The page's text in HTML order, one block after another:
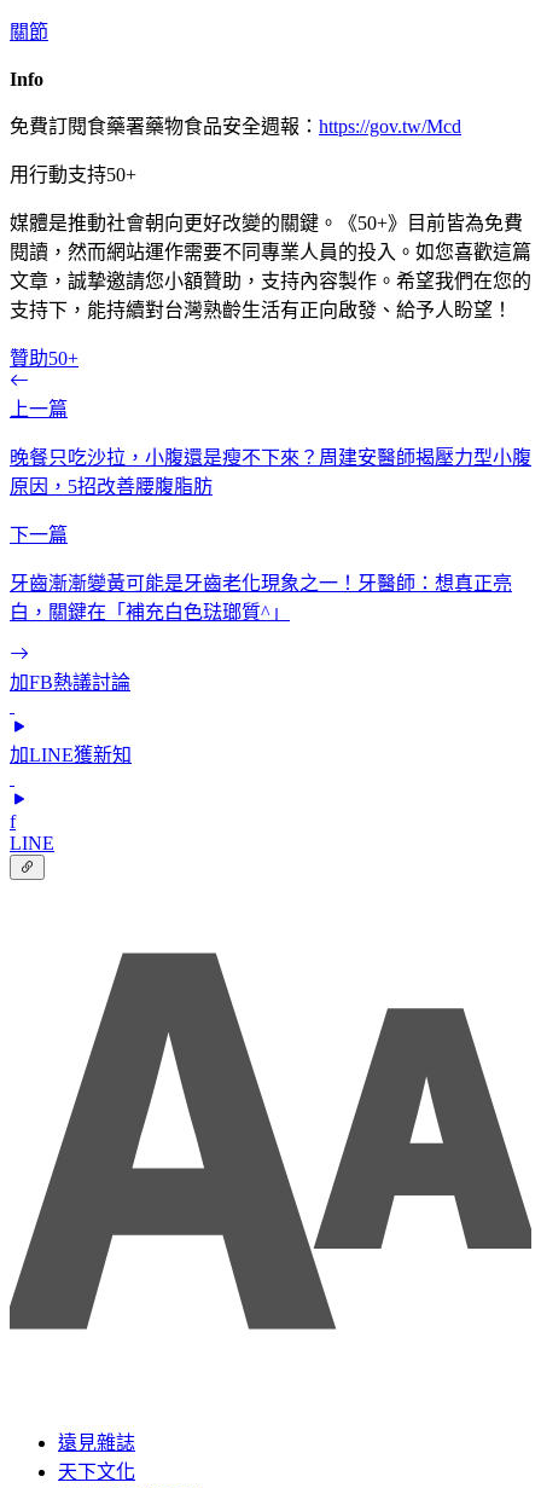
關節
Info
免費訂閱食藥署藥物食品安全週報： https://gov.tw/Mcd
用行動支持50+
媒體是推動社會朝向更好改變的關鍵。《50+》目前皆為免費
閱讀，然而網站運作需要不同專業人員的投入。如您喜歡這篇
文章，誠摯邀請您小額贊助，支持內容製作。希望我們在您的
支持下，能持續對台灣熟齡生活有正向啟發、給予人盼望！
贊助50+
上一篇
晚餐只吃沙拉，小腹還是瘦不下來？周建安醫師揭壓力型小腹
原因，5招改善腰腹脂肪
下一篇
牙齒漸漸變黃可能是牙齒老化現象之一！牙醫師：想真正亮
白，關鍵在「補充白色琺瑯質^」
加FB熱議討論
加LINE獲新知
f
LINE
遠見雜誌
天下文化